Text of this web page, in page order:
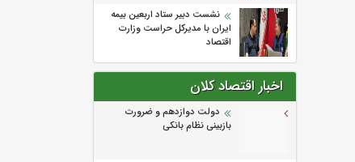
نشست دبیر ستاد اربعین بیمه
ایران با مدیرکل حراست وزارت
اقتصاد
اخبار اقتصاد کلان
دولت دوازدهم و ضرورت
بازبینی نظام بانکی